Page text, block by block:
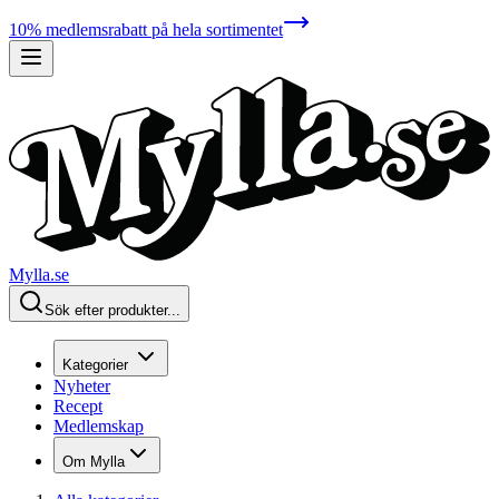
10% medlemsrabatt på hela sortimentet
Mylla.se
Sök efter produkter...
Kategorier
Nyheter
Recept
Medlemskap
Om Mylla